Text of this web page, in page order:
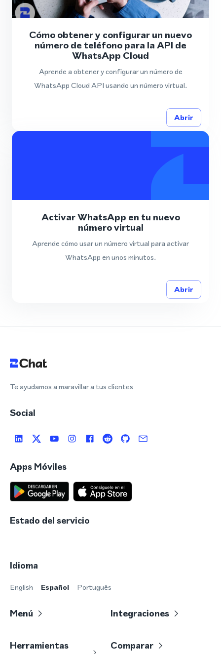
Cómo obtener y configurar un nuevo
número de teléfono para la API de
WhatsApp Cloud
Aprende a obtener y configurar un número de
WhatsApp Cloud API usando un número virtual.
Abrir
Activar WhatsApp en tu nuevo
número virtual
Aprende cómo usar un número virtual para activar
WhatsApp en unos minutos.
Abrir
Te ayudamos a maravillar a tus clientes
Social
Apps Móviles
Estado del servicio
Idioma
English Español Português
Menú Integraciones
Herramientas
Comparar